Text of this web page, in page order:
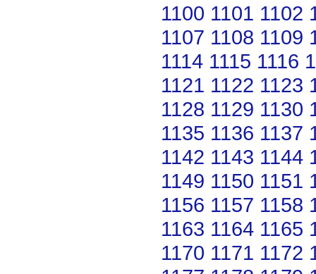
1100 1101 1102
1107 1108 1109
1114 1115 1116
1121 1122 1123
1128 1129 1130
1135 1136 1137
1142 1143 1144
1149 1150 1151
1156 1157 1158
1163 1164 1165
1170 1171 1172